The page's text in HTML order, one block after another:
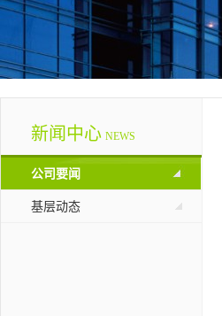
新闻中心 NEWS
公司要闻
基层动态